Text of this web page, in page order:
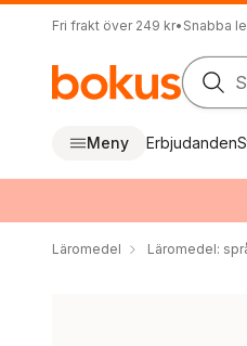
Fri frakt över 249 kr• Snabba
Meny Erbjudanden
Läromedel Läromedel: